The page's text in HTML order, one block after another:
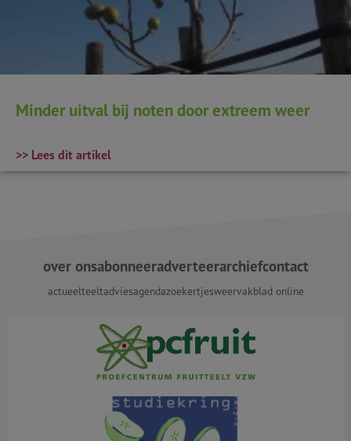
Minder uitval bij noten door extreem weer
>> Lees dit artikel
over onsabonneeradverteerarchiefcontact
actueelteeltadviesagendazoekertjesweervakblad online